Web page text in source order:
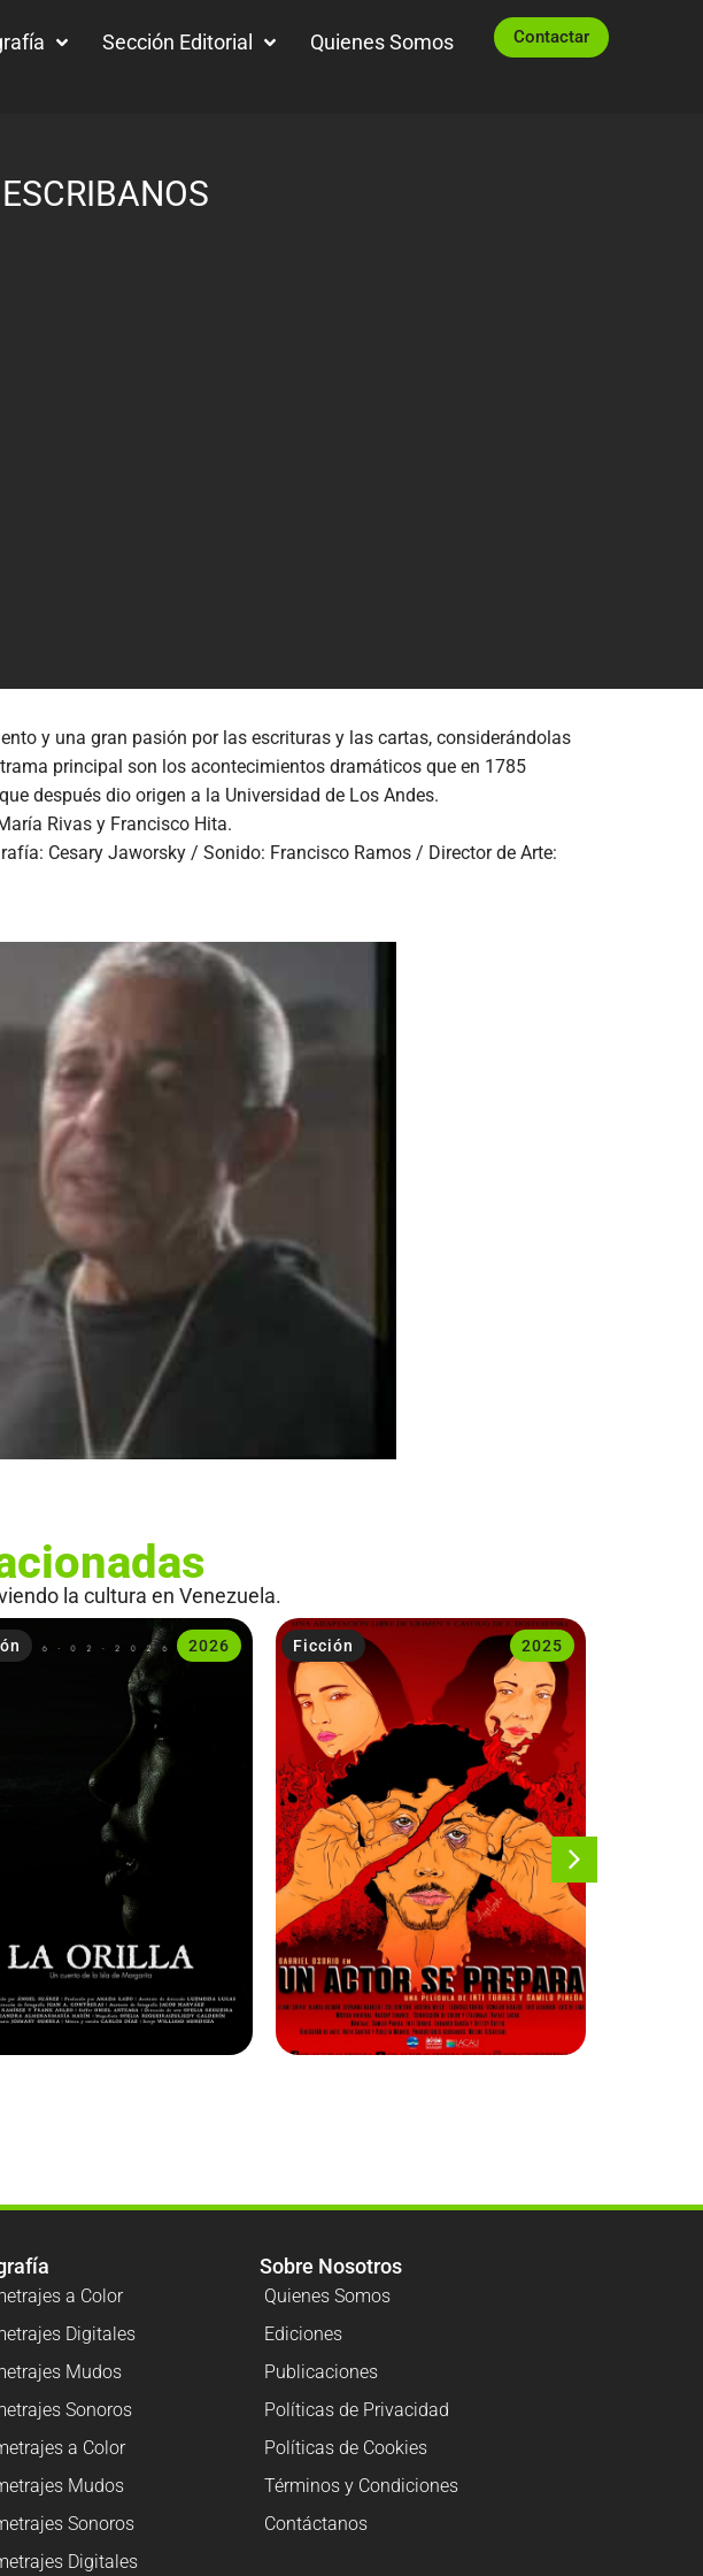
Sección Editorial Quienes Somos Contactar
y una gran pasión por las escrituras y las cartas, considerándolas
principal son los acontecimientos dramáticos que en 1785
después dio origen a la Universidad de Los Andes.
Rivas y Francisco Hita.
Cesary Jaworsky / Sonido: Francisco Ramos / Director de Arte:
la cultura en Venezuela.
2026 2025
Ficción
a Color
Digitales
Mudos
Sonoros
a Color
Mudos
Sonoros
Digitales
Sobre Nosotros
Quienes Somos
Ediciones
Publicaciones
Políticas de Privacidad
Políticas de Cookies
Términos y Condiciones
Contáctanos